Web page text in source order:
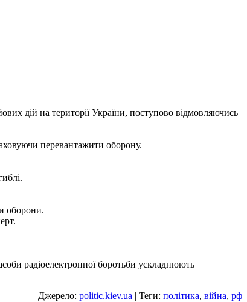
дій на території України, поступово відмовляючись
перевантажити оборону.
оборони.
радіоелектронної боротьби ускладнюють
Джерело: politic.kiev.ua | Теги: політика, війна, рф